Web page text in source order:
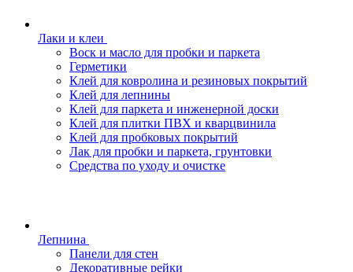
Лаки и клеи
Воск и масло для пробки и паркета
Герметики
Клей для ковролина и резиновых покрытий
Клей для лепнины
Клей для паркета и инженерной доски
Клей для плитки ПВХ и кварцвинила
Клей для пробковых покрытий
Лак для пробки и паркета, грунтовки
Средства по уходу и очистке
Лепнина
Панели для стен
Декоративные рейки